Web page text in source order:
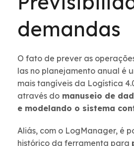
demandas
O fato de prever as
las no planejamento anual é
mais tangíveis da Logística
através do manuseio de
e modelando o sistema
Aliás, com o LogManager, é
histórico da ferramenta para